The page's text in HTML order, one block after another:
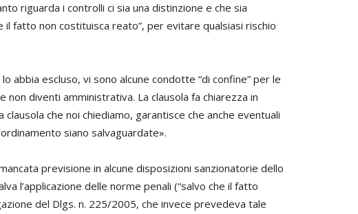
riguarda i controlli ci sia una distinzione e che sia
il fatto non costituisca reato”, per evitare qualsiasi rischio
abbia escluso, vi sono alcune condotte “di confine” per le
non diventi amministrativa. La clausola fa chiarezza in
che noi chiediamo, garantisce che anche eventuali
siano salvaguardate».
previsione in alcune disposizioni sanzionatorie dello
l’applicazione delle norme penali (“salvo che il fatto
del Dlgs. n. 225/2005, che invece prevedeva tale